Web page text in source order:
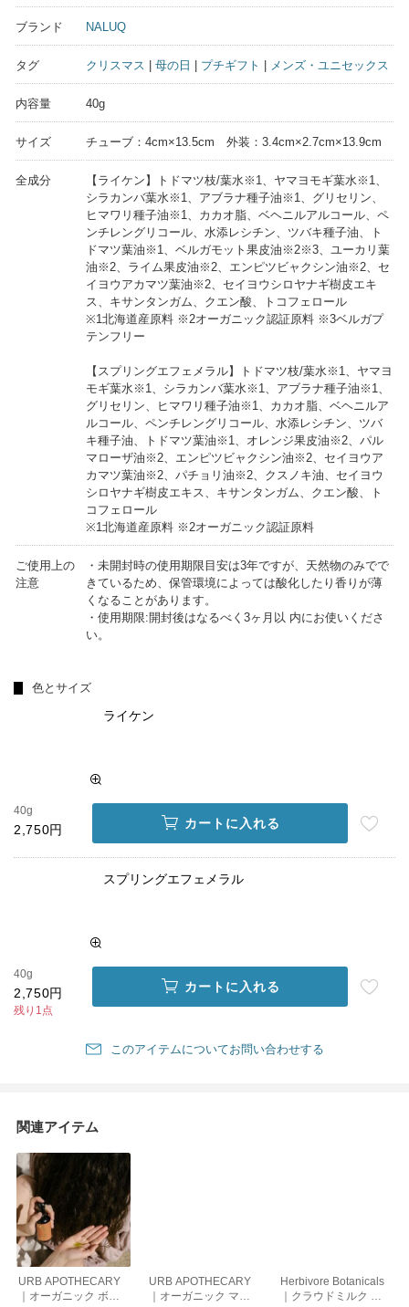
ブランド NALUQ
タグ クリスマス | 母の日 | プチギフト | メンズ・ユニセックス
内容量 40g
サイズ チューブ：4cm×13.5cm 外装：3.4cm×2.7cm×13.9cm
全成分
【ライケン】トドマツ枝/葉水※1、ヤマヨモギ葉水※1、
シラカンバ葉水※1、アブラナ種子油※1、グリセリン、
ヒマワリ種子油※1、カカオ脂、ベヘニルアルコール、ペ
ンチレングリコール、水添レシチン、ツバキ種子油、ト
ドマツ葉油※1、ベルガモット果皮油※2※3、ユーカリ葉
油※2、ライム果皮油※2、エンピツビャクシン油※2、セ
イヨウアカマツ葉油※2、セイヨウシロヤナギ樹皮エキ
ス、キサンタンガム、クエン酸、トコフェロール
※1北海道産原料 ※2オーガニック認証原料 ※3ベルガプ
テンフリー
【スプリングエフェメラル】トドマツ枝/葉水※1、ヤマヨ
モギ葉水※1、シラカンバ葉水※1、アブラナ種子油※1、
グリセリン、ヒマワリ種子油※1、カカオ脂、ベヘニルア
ルコール、ペンチレングリコール、水添レシチン、ツバ
キ種子油、トドマツ葉油※1、オレンジ果皮油※2、パル
マローザ油※2、エンピツビャクシン油※2、セイヨウア
カマツ葉油※2、パチョリ油※2、クスノキ油、セイヨウ
シロヤナギ樹皮エキス、キサンタンガム、クエン酸、ト
コフェロール
※1北海道産原料 ※2オーガニック認証原料
ご使用上の
注意
・未開封時の使用期限目安は3年ですが、天然物のみでで
きているため、保管環境によっては酸化したり香りが薄
くなることがあります。
・使用期限:開封後はなるべく3ヶ月以 内にお使いくださ
い。
色とサイズ
ライケン
40g
2,750円 カートに入れる
スプリングエフェメラル
40g
2,750円
残り1点
カートに入れる
このアイテムについてお問い合わせする
関連アイテム
URB APOTHECARY
｜オーガニック ボデ
URB APOTHECARY
｜オーガニック マザ
Herbivore Botanicals
｜クラウドミルク フ